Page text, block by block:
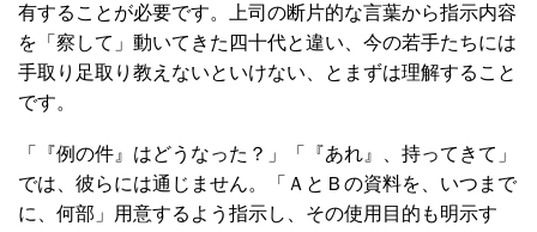
有することが必要です。上司の断片的な言葉から指示内容
を「察して」動いてきた四十代と違い、今の若手たちには
手取り足取り教えないといけない、とまずは理解すること
です。
「『例の件』はどうなった？」「『あれ』、持ってきて」
では、彼らには通じません。「ＡとＢの資料を、いつまで
に、何部」用意するよう指示し、その使用目的も明示す